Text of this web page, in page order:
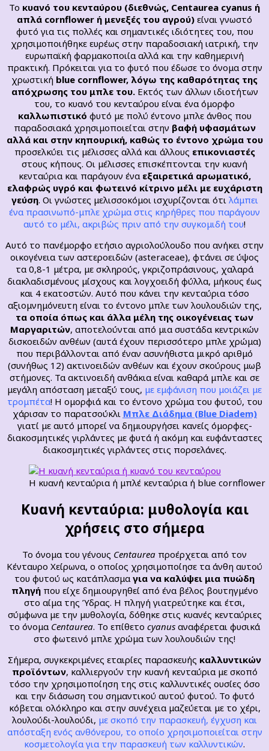
Το κυανό του κενταύρου (διεθνώς, Centaurea cyanus ή
απλά cornflower ή μενεξές του αγρού) είναι γνωστό
φυτό για τις πολλές και σημαντικές ιδιότητες του, που
χρησιμοποιήθηκε ευρέως στην παραδοσιακή ιατρική, την
ευρωπαϊκή φαρμακοποιία αλλά και την καθημερινή
πρακτική. Πρόκειται για το φυτό που έδωσε το όνομα στην
χρωστική blue cornflower, λόγω της καθαρότητας της
απόχρωσης του μπλε του. Εκτός των άλλων ιδιοτήτων
του, το κυανό του κενταύρου είναι ένα όμορφο
καλλωπιστικό φυτό με πολύ έντονο μπλε άνθος που
παραδοσιακά χρησιμοποιείται στην βαφή υφασμάτων
αλλά και στην κηπουρική, καθώς το έντονο χρώμα του
προσελκύει τις μέλισσες αλλά και άλλους επικονιαστές
στους κήπους. Οι μέλισσες επισκέπτονται την κυανή
κενταύρια και παράγουν ένα εξαιρετικά αρωματικό,
ελαφρώς υγρό και φωτεινό κίτρινο μέλι με ευχάριστη
γεύση. Οι γνώστες μελισσοκόμοι ισχυρίζονται ότι λάμπει
ένα πρασινωπό-μπλε χρώμα στις κηρήθρες που παράγουν
αυτό το μέλι, ακριβώς πριν από την συγκομιδή του!
Αυτό το πανέμορφο ετήσιο αγριολούλουδο που ανήκει στην
οικογένεια των αστεροειδών (asteraceae), φτάνει σε ύψος
τα 0,8-1 μέτρα, με σκληρούς, γκριζοπράσινους, χαλαρά
διακλαδισμένους μίσχους και λογχοειδή φύλλα, μήκους έως
και 4 εκατοστών. Αυτό που κάνει την κενταύρια τόσο
αξιομνημόνευτη είναι το έντονο μπλε των λουλουδιών της,
τα οποία όπως και άλλα μέλη της οικογένειας των
Μαργαριτών, αποτελούνται από μια συστάδα κεντρικών
δισκοειδών ανθέων (αυτά έχουν περισσότερο μπλε χρώμα)
που περιβάλλονται από έναν ασυνήθιστα μικρό αριθμό
(συνήθως 12) ακτινοειδών ανθέων και έχουν σκούρους μωβ
στήμονες. Τα ακτινοειδή ανθάκια είναι καθαρά μπλε και σε
μεγάλη απόσταση μεταξύ τους, με εμφάνιση που μοιάζει με
τρομπέτα! Η ομορφιά και το έντονο χρώμα του φυτού, του
χάρισαν το παρατσούκλι Μπλε Διάδημα (Blue Diadem)
γιατί με αυτό μπορεί να δημιουργήσει κανείς όμορφες-
διακοσμητικές γιρλάντες με φυτά ή ακόμη και ευφάνταστες
διακοσμητικές γιρλάντες στις πορσελάνες.
Η κυανή κενταύρια ή μπλέ κενταύρια ή blue cornflower
Κυανή κενταύρια: μυθολογία και
χρήσεις στο σήμερα
Το όνομα του γένους Centaurea προέρχεται από τον
Κένταυρο Χείρωνα, ο οποίος χρησιμοποίησε τα άνθη αυτού
του φυτού ως κατάπλασμαγια να καλύψει μια πυώδη
πληγήπου είχε δημιουργηθεί από ένα βέλος βουτηγμένο
στο αίμα της Ύδρας. Η πληγή γιατρεύτηκε και έτσι,
σύμφωνα με την μυθολογία, δόθηκε στις κυανές κενταύριες
το όνομα Centaurea. Το επίθετο cyanus αναφέρεται φυσικά
στο φωτεινό μπλε χρώμα των λουλουδιών της!
Σήμερα, συγκεκριμένες εταιρίες παρασκευής καλλυντικών
προϊόντων, καλλιεργούν την κυανή κενταύρια με σκοπό
τόσο την χρησιμοποίηση της στις καλλυντικές ουσίες όσο
και την διάσωση του σημαντικού αυτού φυτού. Το φυτό
κόβεται ολόκληρο και στην συνέχεια μαζεύεται με το χέρι,
λουλούδι-λουλούδι, με σκοπό την παρασκευή, έγχυση και
απόσταξη ενός ανθόνερου, το οποίο χρησιμοποιείται στην
κοσμετολογία για την παρασκευή των καλλυντικών.